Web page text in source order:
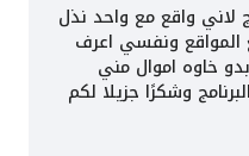
لاني واقع مع واحد نذل
ونفسي اعرف
خاوه اموال مني
وشكرًا جزيلا لكم